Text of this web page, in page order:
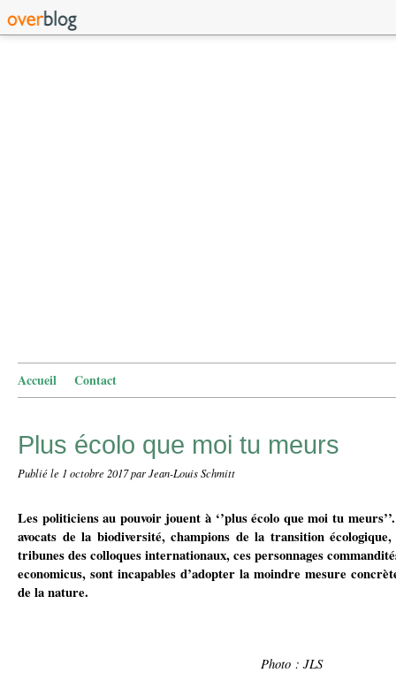
Accueil Contact
Plus écolo que moi tu meurs
Publié le 1 octobre 2017par Jean-Louis Schmitt
Les politiciens au pouvoir jouent à ‘’plus écolo que moi tu
avocats de la biodiversité, champions de la transition
tribunes des colloques internationaux, ces personnages
economicus, sont incapables d’adopter la moindre mesure
de la nature.
Photo : JLS